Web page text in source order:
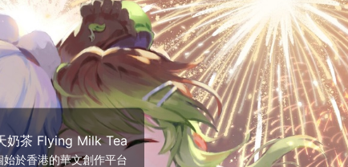
奶茶 Flying Milk Tea
始於香港的華文創作平台